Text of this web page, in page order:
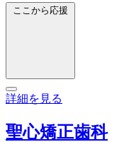
ここから応援
詳細を見る
聖心矯正歯科